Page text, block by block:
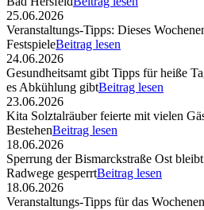
25.06.2026
Veranstaltungs-Tipps: Dieses
FestspieleBeitrag lesen
24.06.2026
Gesundheitsamt gibt Tipps für heiße
es Abkühlung gibtBeitrag lesen
23.06.2026
Kita Solztalräuber feierte mit vielen
BestehenBeitrag lesen
18.06.2026
Sperrung der Bismarckstraße Ost
Radwege gesperrtBeitrag lesen
18.06.2026
Veranstaltungs-Tipps für das